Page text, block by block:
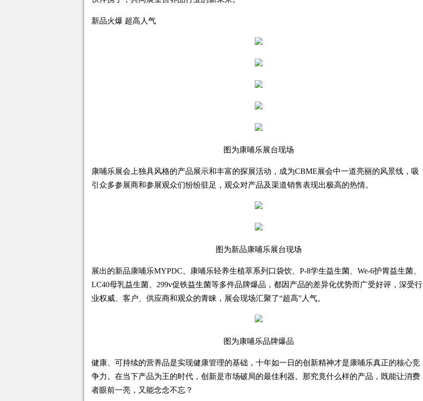
新品火爆 超高人气
图为康哺乐展台现场
康哺乐展会上独具风格的产品展示和丰富的探展活动，成为CBME展会中一道亮丽的风景线，吸
引众多参展商和参展观众们纷纷驻足，观众对产品及渠道销售表现出极高的热情。
图为新品康哺乐展台现场
展出的新品康哺乐MYPDC、康哺乐轻养生植萃系列口袋饮、P-8学生益生菌、We-6护胃益生菌、
LC40母乳益生菌、299v促铁益生菌等多件品牌爆品，都因产品的差异化优势而广受好评，深受行
业权威、客户、供应商和观众的青睐，展会现场汇聚了“超高”人气。
图为康哺乐品牌爆品
健康、可持续的营养品是实现健康管理的基础，十年如一日的创新精神才是康哺乐真正的核心竞
争力。在当下产品为王的时代，创新是市场破局的最佳利器。那究竟什么样的产品，既能让消费
者眼前一亮，又能念念不忘？